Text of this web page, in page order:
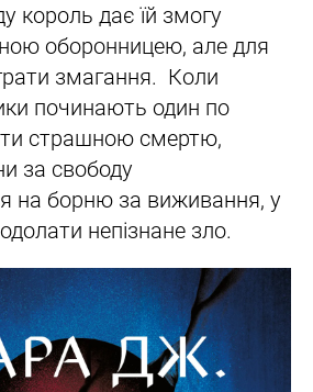
король дає їй змогу
оборонницею, але для
змагання. Коли
починають один по
страшною смертю,
за свободу
на борню за виживання, у
непізнане зло.